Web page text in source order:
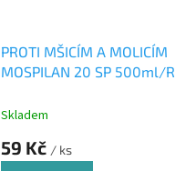
PROTI MŠICÍM A MOLICÍM
MOSPILAN 20 SP 500ml/R
Skladem
59 Kč / ks